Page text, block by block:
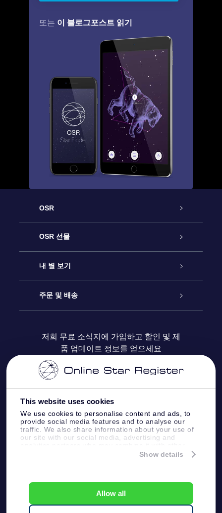
This website uses cookies
We use cookies to personalise content and ads, to
provide social media features and to analyse our
traffic. We also share information about your use of
our site with our social media, advertising and
information that you’ve provided to them or that
Show details
Allow all
또는 이 블로그포스트 읽기
OSR
고객 서비스
연락처
블로그
OSR 선물
온라인 별 선물
OSR 선물 팩
OSR 상품권
기업 선물
내 별 보기
Star Register
맞춤 별 페이지
One Million Stars
Fly me to the stars VR 앱
주문 및 배송
결제 정보
배송 정보
환불 정책
별자리
저희 무료 소식지에 가입하고 할인 및 제
품 업데이트 정보를 얻으세요
고객 서비스:help@osr.org